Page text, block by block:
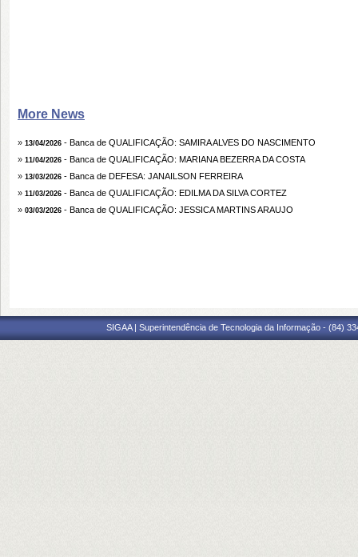
More News
» 13/04/2026 - Banca de QUALIFICAÇÃO: SAMIRA ALVES DO NASCIMENTO
» 11/04/2026 - Banca de QUALIFICAÇÃO: MARIANA BEZERRA DA COSTA
» 13/03/2026 - Banca de DEFESA: JANAILSON FERREIRA
» 11/03/2026 - Banca de QUALIFICAÇÃO: EDILMA DA SILVA CORTEZ
» 03/03/2026 - Banca de QUALIFICAÇÃO: JESSICA MARTINS ARAUJO
SIGAA | Superintendência de Tecnologia da Informação - (84)